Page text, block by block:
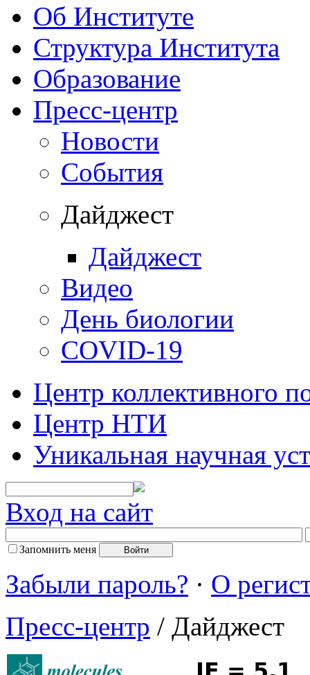
Об Институте
Структура Института
Образование
Пресс-центр
Новости
События
Дайджест
Дайджест
Видео
День биологии
COVID-19
Центр коллективного
Центр НТИ
Уникальная научная
Вход на сайт
Запомнить меня
Забыли пароль? · О
Пресс-центр / Дайджест